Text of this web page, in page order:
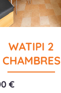
WATIPI 2
CHAMBRES
€